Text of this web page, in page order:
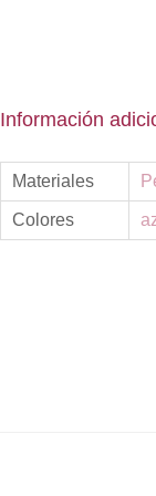
Información
Materiales
Colores